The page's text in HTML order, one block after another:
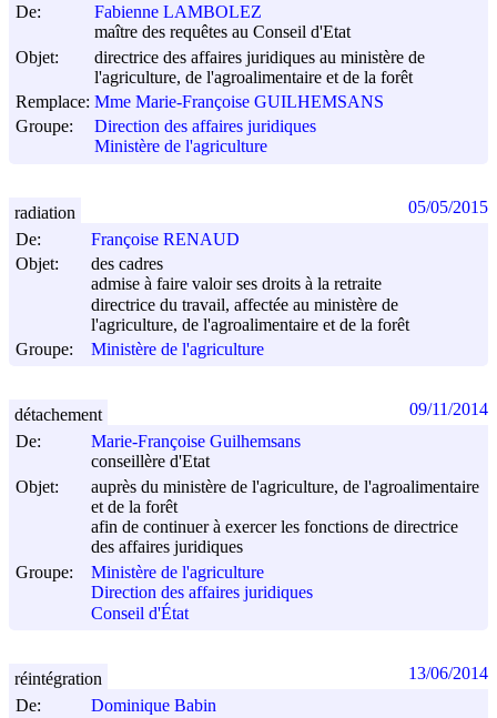
De:
Fabienne LAMBOLEZ
maître des requêtes au Conseil d'Etat
Objet:
directrice des affaires juridiques au ministère de
l'agriculture, de l'agroalimentaire et de la forêt
Remplace: Mme Marie-Françoise GUILHEMSANS
Groupe:
Direction des affaires juridiques
Ministère de l'agriculture
De:
Françoise RENAUD
Objet:
des cadres
admise à faire valoir ses droits à la retraite
directrice du travail, affectée au ministère de
l'agriculture, de l'agroalimentaire et de la forêt
Groupe:
Ministère de l'agriculture
radiation 05/05/2015
De:
Marie-Françoise Guilhemsans
conseillère d'Etat
Objet:
auprès du ministère de l'agriculture, de l'agroalimentaire
et de la forêt
afin de continuer à exercer les fonctions de directrice
des affaires juridiques
Groupe:
Ministère de l'agriculture
Direction des affaires juridiques
Conseil d'État
détachement 09/11/2014
De:
Dominique Babin
réintégration 13/06/2014